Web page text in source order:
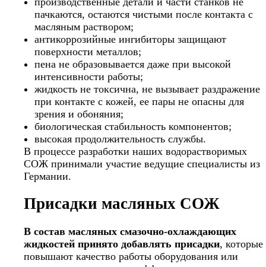
пачкаются, остаются чистыми после контакта с
масляным раствором;
антикоррозийные ингибиторы защищают
поверхности металлов;
пена не образовывается даже при высокой
интенсивности работы;
жидкость не токсична, не вызывает раздражение
при контакте с кожей, ее пары не опасны для
зрения и обоняния;
биологическая стабильность компонентов;
высокая продолжительность службы.
В процессе разработки наших водорастворимых
СОЖ принимали участие ведущие специалисты из
Германии.
Присадки масляных СОЖ
В состав масляных смазочно-охлаждающих
жидкостей принято добавлять присадки, которые
повышают качество работы оборудования или